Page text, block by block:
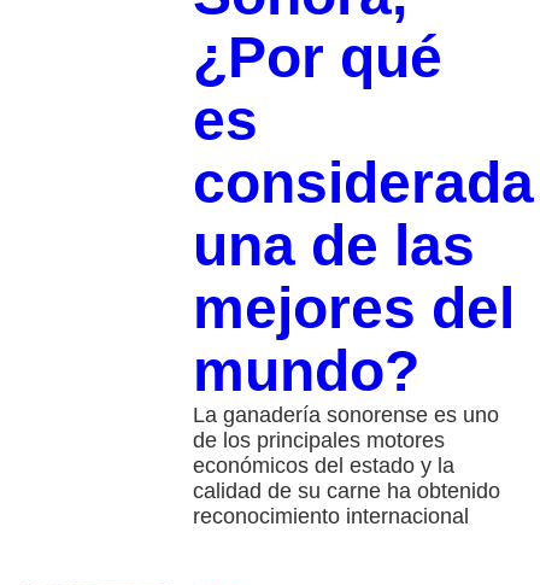
¿Por qué
es
considerada
una de las
mejores del
mundo?
La ganadería sonorense es uno
de los principales motores
económicos del estado y la
calidad de su carne ha obtenido
reconocimiento internacional